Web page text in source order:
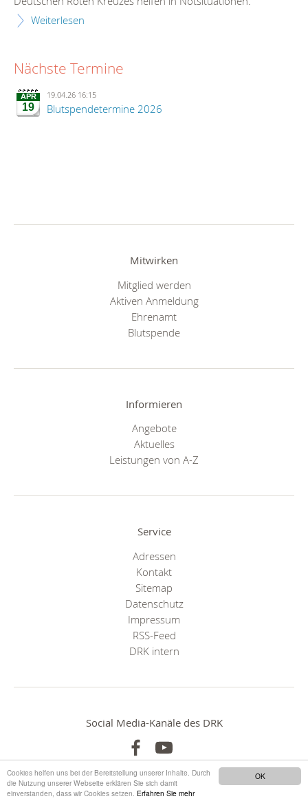
OK
Cookies helfen uns bei der Bereitstellung unserer Inhalte. Durch
die Nutzung unserer Webseite erklären Sie sich damit
einverstanden, dass wir Cookies setzen. Erfahren Sie mehr
Weiterlesen
Nächste Termine
APR
19
19.04.26 16:15
Blutspendetermine 2026
Mitwirken
Mitglied werden
Aktiven Anmeldung
Ehrenamt
Blutspende
Informieren
Angebote
Aktuelles
Leistungen von A-Z
Service
Adressen
Kontakt
Sitemap
Datenschutz
Impressum
RSS-Feed
DRK intern
Social Media-Kanäle des DRK